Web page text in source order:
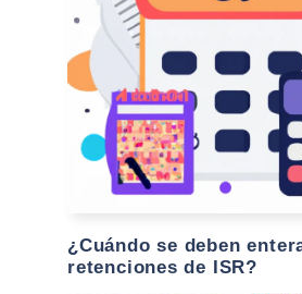
¿Cuándo se deben
retenciones de ISR?